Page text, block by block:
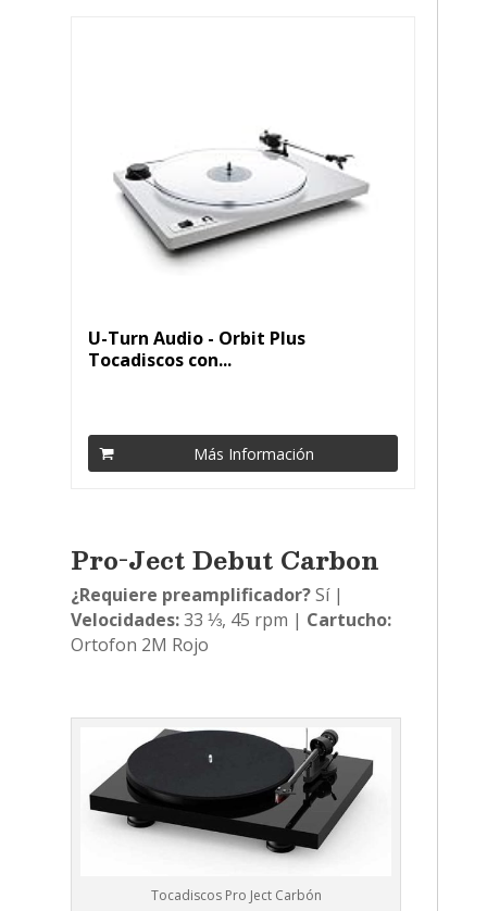
U-Turn Audio - Orbit Plus
Tocadiscos con...
Más Información
Pro-Ject Debut Carbon
¿Requiere preamplificador?Sí |
Velocidades:33 ⅓, 45 rpm | Cartucho:
Ortofon 2M Rojo
Tocadiscos Pro Ject Carbón